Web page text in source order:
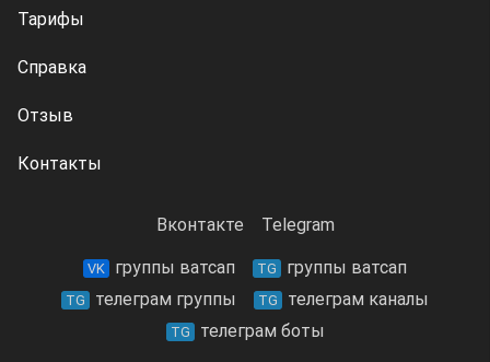
Тарифы
Справка
Отзыв
Контакты
Вконтакте Telegram
VK группы ватсап TG группы ватсап
TG телеграм группы TG телеграм каналы
TG телеграм боты